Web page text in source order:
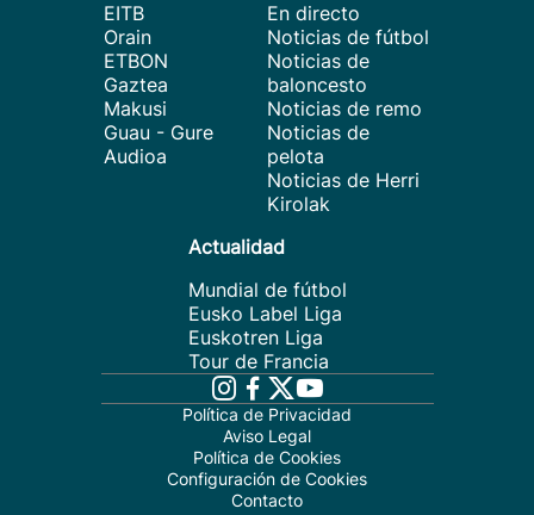
EITB
Orain
ETBON
Gaztea
Makusi
Guau - Gure
Audioa
En directo
Noticias de fútbol
Noticias de
baloncesto
Noticias de remo
Noticias de
pelota
Noticias de Herri
Kirolak
Actualidad
Mundial de fútbol
Eusko Label Liga
Euskotren Liga
Tour de Francia
Política de Privacidad
Aviso Legal
Política de Cookies
Configuración de Cookies
Contacto